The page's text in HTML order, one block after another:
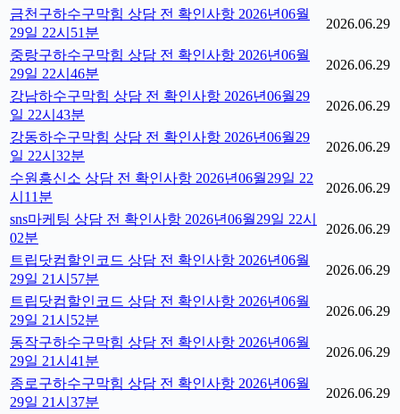
금천구하수구막힘 상담 전 확인사항 2026년06월
29일 22시51분
2026.06.29
중랑구하수구막힘 상담 전 확인사항 2026년06월
29일 22시46분
2026.06.29
강남하수구막힘 상담 전 확인사항 2026년06월29
일 22시43분
2026.06.29
강동하수구막힘 상담 전 확인사항 2026년06월29
일 22시32분
2026.06.29
수원흥신소 상담 전 확인사항 2026년06월29일 22
시11분
2026.06.29
sns마케팅 상담 전 확인사항 2026년06월29일 22시
02분
2026.06.29
트립닷컴할인코드 상담 전 확인사항 2026년06월
29일 21시57분
2026.06.29
트립닷컴할인코드 상담 전 확인사항 2026년06월
29일 21시52분
2026.06.29
동작구하수구막힘 상담 전 확인사항 2026년06월
29일 21시41분
2026.06.29
종로구하수구막힘 상담 전 확인사항 2026년06월
29일 21시37분
2026.06.29